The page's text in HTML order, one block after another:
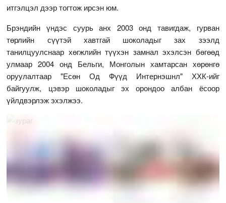
итгэлцэл дээр тогтож ирсэн юм.
Брэндийн үндэс суурь анх 2003 онд тавигдаж, гурван
төрлийн сүүтэй хавтгай шоколадыг зах зээлд
танилцуулснаар хөгжлийн түүхэн замнал эхэлсэн бөгөөд
улмаар 2004 онд Бельги, Монголын хамтарсан хөрөнгө
оруулалтаар "Есөн Од Фүүд Интернэшнл" ХХК-ийг
байгуулж, цэвэр шоколадыг эх орондоо албан ёсоор
үйлдвэрлэж эхэлжээ.